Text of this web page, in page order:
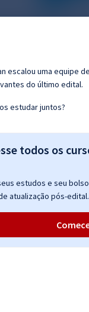
escalou uma equipe
do último edital.
estudar juntos?
todos os
estudos e seu
atualização pós-edital.